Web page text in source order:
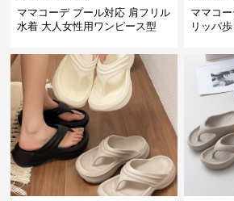
ママコーデ プール対応 肩フリル
水着 大人女性用ワンピース型
ママコ
リッパ